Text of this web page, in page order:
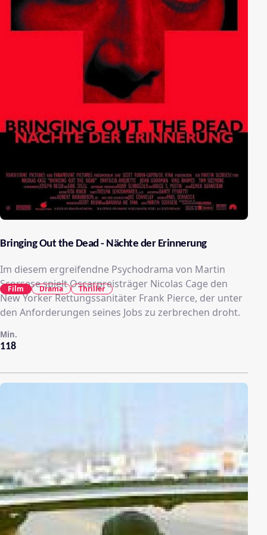
Bringing Out the Dead - Nächte der Erinnerung
Im diesem ergreifendne Psychodrama von Martin
Scorsese spielt Oscarpreisträger Nicolas Cage den
New Yorker Rettungssanitäter Frank Pierce, der unter
den Anforderungen seines Jobs zu zerbrechen droht.
118
Min.
Film Drama Thriller